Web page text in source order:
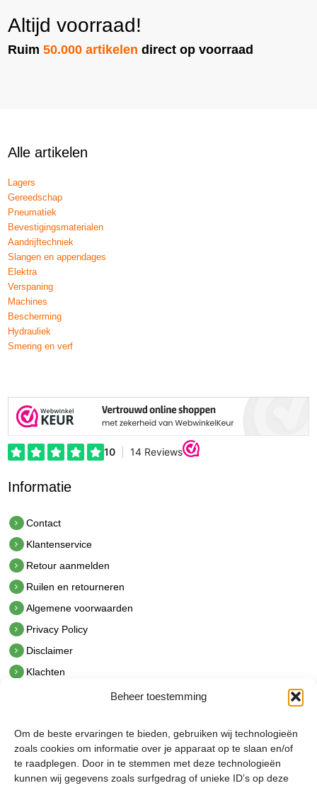
Beheer toestemming
Om de beste ervaringen te bieden, gebruiken wij technologieën
zoals cookies om informatie over je apparaat op te slaan en/of
te raadplegen. Door in te stemmen met deze technologieën
kunnen wij gegevens zoals surfgedrag of unieke ID’s op deze
Altijd voorraad!
Ruim50.000 artikelen direct op voorraad
Alle artikelen
Lagers
Gereedschap
Pneumatiek
Bevestigingsmaterialen
Aandrijftechniek
Slangen en appendages
Elektra
Verspaning
Machines
Bescherming
Hydrauliek
Smering en verf
Informatie
Contact
Klantenservice
Retour aanmelden
Ruilen en retourneren
Algemene voorwaarden
Privacy Policy
Disclaimer
Klachten
hetindustriehuis B.V.
De Hoek 1 1601 MR Enkhuizen
t.0228 53 00 40
e.info@hetindustriehuis.com